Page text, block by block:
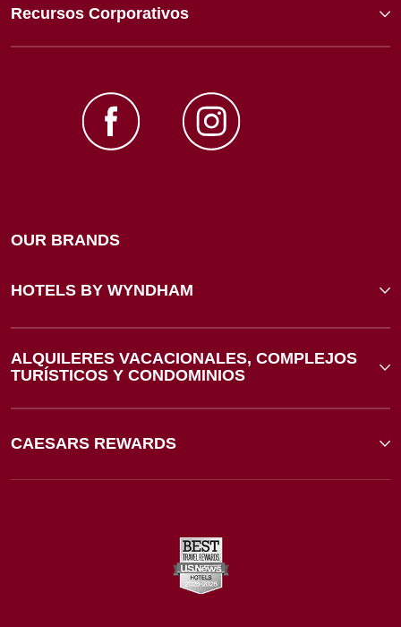
Recursos Corporativos
OUR BRANDS
HOTELS BY WYNDHAM
ALQUILERES VACACIONALES, COMPLEJOS
TURÍSTICOS Y CONDOMINIOS
CAESARS REWARDS